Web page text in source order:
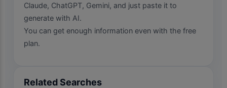
Claude, ChatGPT, Gemini, and just paste it to
generate with AI.
You can get enough information even with the free
plan.
Related Searches